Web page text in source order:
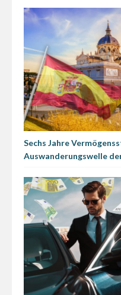
Sechs Jahre
Auswanderungswelle